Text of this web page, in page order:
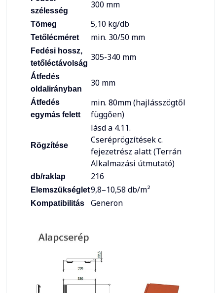
szélesség
300 mm
Tömeg 5,10 kg/db
Tetőlécméret min. 30/50 mm
Fedési hossz,
tetőléctávolság
305-340 mm
Átfedés
oldalirányban
30 mm
Átfedés
egymás felett
min. 80mm (hajlásszögtől
függően)
Rögzítése
lásd a 4.11.
Cseréprögzítések c.
fejezetrész alatt (Terrán
Alkalmazási útmutató)
db/raklap 216
Elemszükséglet9,8–10,58 db/m²
Kompatibilitás Generon